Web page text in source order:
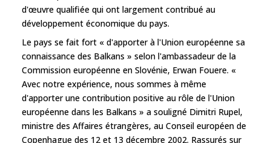
d'œuvre qualifiée qui ont largement contribué au
développement économique du pays.
Le pays se fait fort « d'apporter à l'Union européenne sa
connaissance des Balkans » selon l'ambassadeur de la
Commission européenne en Slovénie, Erwan Fouere. «
Avec notre expérience, nous sommes à même
d'apporter une contribution positive au rôle de l'Union
européenne dans les Balkans » a souligné Dimitri Rupel,
ministre des Affaires étrangères, au Conseil européen de
Copenhague des 12 et 13 décembre 2002. Rassurés sur